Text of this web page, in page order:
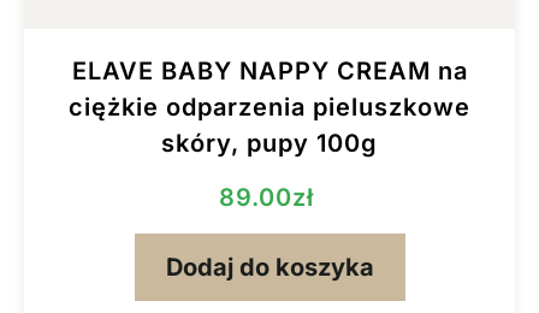
ELAVE BABY NAPPY CREAM na
ciężkie odparzenia pieluszkowe
skóry, pupy 100g
89.00zł
Dodaj do koszyka